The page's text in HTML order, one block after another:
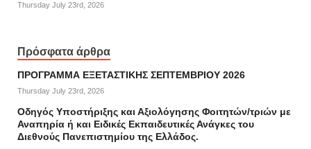
Thursday July 23rd, 2026
Πρόσφατα άρθρα
ΠΡΟΓΡΑΜΜΑ ΕΞΕΤΑΣΤΙΚΗΣ ΣΕΠΤΕΜΒΡΙΟΥ 2026
Thursday July 23rd, 2026
Οδηγός Υποστήριξης και Αξιολόγησης Φοιτητών/τριών με
Αναπηρία ή και Ειδικές Εκπαιδευτικές Ανάγκες του
Διεθνούς Πανεπιστημίου της Ελλάδος.